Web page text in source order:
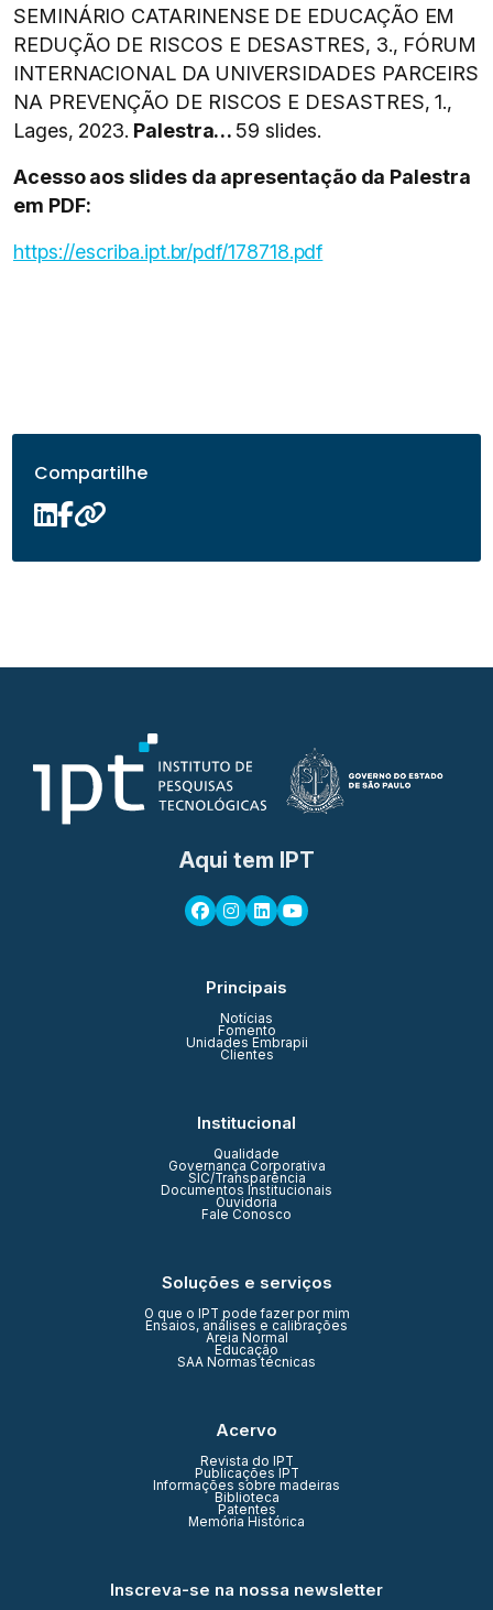
SEMINÁRIO CATARINENSE DE EDUCAÇÃO EM
REDUÇÃO DE RISCOS E DESASTRES, 3., FÓRUM
INTERNACIONAL DA UNIVERSIDADES PARCEIRS
NA PREVENÇÃO DE RISCOS E DESASTRES, 1.,
Lages, 2023. Palestra… 59 slides.
Acesso aos slides da apresentação da Palestra
em PDF:
https://escriba.ipt.br/pdf/178718.pdf
Compartilhe
Aqui tem IPT
Principais
Notícias
Fomento
Unidades Embrapii
Clientes
Institucional
Qualidade
Governança Corporativa
SIC/Transparência
Documentos Institucionais
Ouvidoria
Fale Conosco
Soluções e serviços
O que o IPT pode fazer por mim
Ensaios, análises e calibrações
Areia Normal
Educação
SAA Normas técnicas
Acervo
Revista do IPT
Publicações IPT
Informações sobre madeiras
Biblioteca
Patentes
Memória Histórica
Inscreva-se na nossa newsletter